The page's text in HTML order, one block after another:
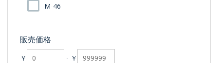
M-46
販売価格
￥ - ￥